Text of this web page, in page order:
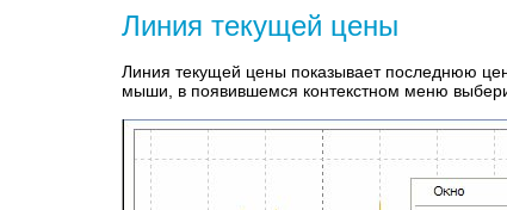
Линия текущей цены
Линия текущей цены показывает последнюю
мыши, в появившемся контекстном меню